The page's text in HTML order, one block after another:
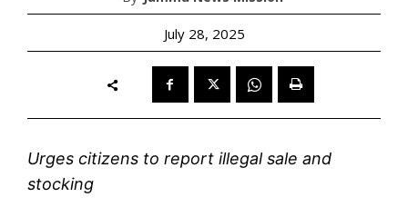
July 28, 2025
Urges citizens to report illegal sale and
stocking